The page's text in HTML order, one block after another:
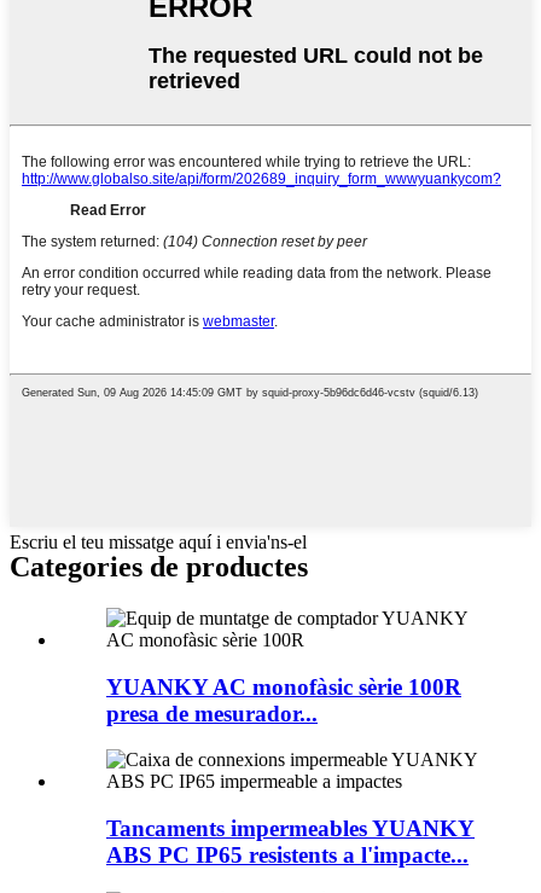
Escriu el teu missatge aquí i envia'ns-el
Categories de productes
YUANKY AC monofàsic sèrie 100R
presa de mesurador...
Tancaments impermeables YUANKY
ABS PC IP65 resistents a l'impacte...